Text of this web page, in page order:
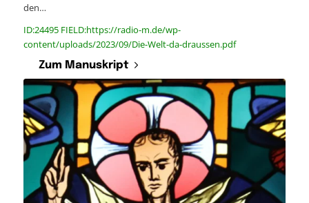
den…
ID:24495 FIELD:https://radio-m.de/wp-
content/uploads/2023/09/Die-Welt-da-draussen.pdf
Zum Manuskript